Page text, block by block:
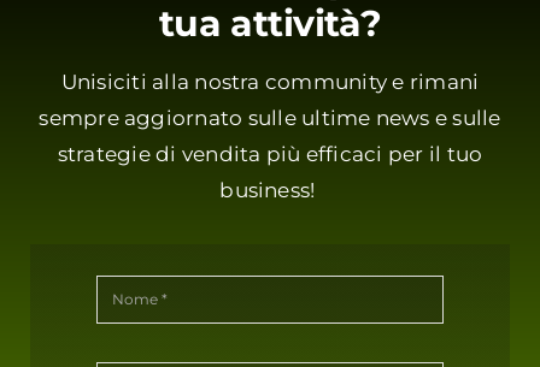
tua attività?
Unisiciti alla nostra community e rimani
sempre aggiornato sulle ultime news e sulle
strategie di vendita più efficaci per il tuo
business!